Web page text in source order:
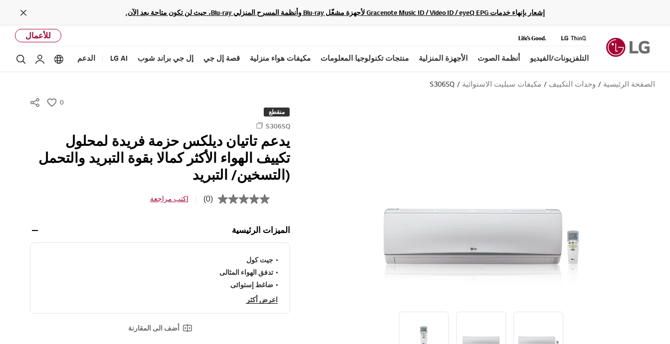
إشعار بإنهاء خدمات Gracenote Music ID / Video ID / eyeQ EPG لأجهزة مشغّل Blu-ray وأنظمة المسرح المنزلي Blu-ray، حيث لن تكون متاحة بعد الآن.
Close
للأعمال
التلفزيونات/الفيديو أنظمة الصوت الأجهزة المنزلية منتجات تكنولوجيا المعلومات مكيفات هواء منزلية قصة إل جي إل جي براند شوب LG AI الدعم optionsحساب
الصفحة الرئيسية وحدات التكييف مكيفات سبليت الاستوائية S306SQ
0
منقطع
S306SQ
يدعم تاتيان ديلكس حزمة فريدة لمحلول
تكييف الهواء الأكثر كمالا بقوة التبريد والتحمل
(التسخين/ التبريد
(0) اكتب مراجعة
الميزات الرئيسية
جيت كول
تدفق الهواء المثالى
ضاغط إستوائى
اعرض أكثر
أضف الى المقارنة